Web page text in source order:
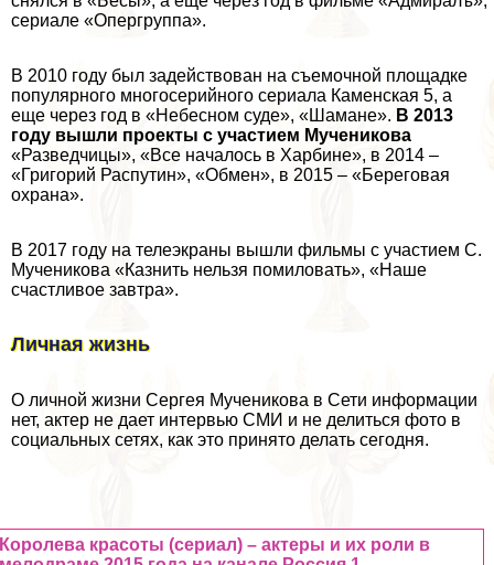
сериале «Опергруппа».
В 2010 году был задействован на съемочной площадке
популярного многосерийного сериала Каменская 5, а
еще через год в «Небесном суде», «Шамане». В 2013
году вышли проекты с участием Мученикова
«Разведчицы», «Все началось в Харбине», в 2014 –
«Григорий Распутин», «Обмен», в 2015 – «Береговая
охрана».
В 2017 году на телеэкраны вышли фильмы с участием С.
Мученикова «Казнить нельзя помиловать», «Наше
счастливое завтра».
Личная жизнь
О личной жизни Сергея Мученикова в Сети информации
нет, актер не дает интервью СМИ и не делиться фото в
социальных сетях, как это принято делать сегодня.
Королева красоты (сериал) – актеры и их роли в